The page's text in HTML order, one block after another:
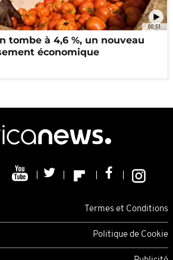
00:51
tombe à 4,6 %, un nouveau
économique
Termes et Conditions
Politique de Cookie